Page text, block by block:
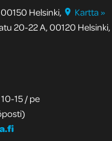
Helsinki,
Kartta »
20-22 A, 00120 Helsinki,
15 / pe